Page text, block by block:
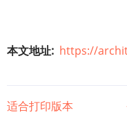
本文地址 https://
适合打印版本